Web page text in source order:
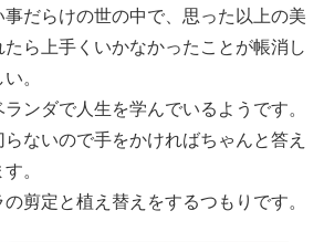
だらけの世の中で、思った以上の美
たら上手くいかなかったことが帳消し
。
ンダで人生を学んでいるようです。
ないので手をかければちゃんと答え
。
剪定と植え替えをするつもりです。